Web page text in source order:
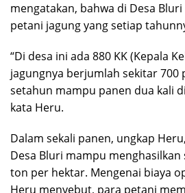
mengatakan, bahwa di Desa
petani jagung yang setiap
“Di desa ini ada 880 KK (Kepala
jagungnya berjumlah sekitar 700
setahun mampu panen dua kali
kata Heru.
Dalam sekali panen, ungkap
Desa Bluri mampu menghasilkan
ton per hektar. Mengenai biaya
Heru menyebut, para petani